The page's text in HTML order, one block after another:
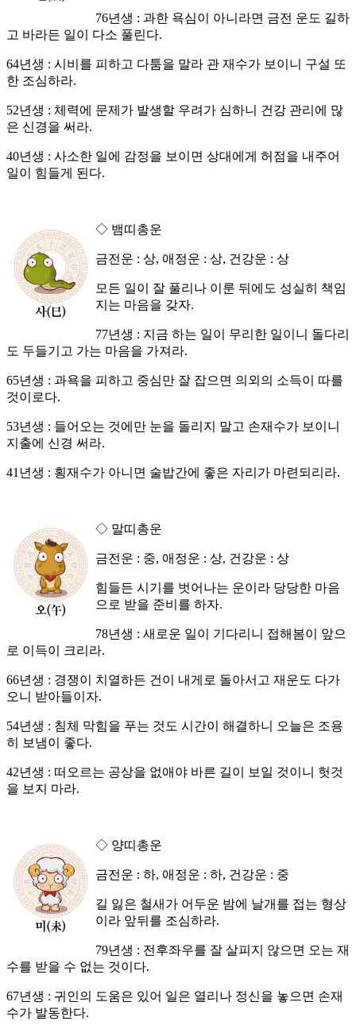
76년생 : 과한 욕심이 아니라면 금전 운도 길하
고 바라든 일이 다소 풀린다.
64년생 : 시비를 피하고 다툼을 말라 관 재수가 보이니 구설 또
한 조심하라.
52년생 : 체력에 문제가 발생할 우려가 심하니 건강 관리에 많
은 신경을 써라.
40년생 : 사소한 일에 감정을 보이면 상대에게 허점을 내주어
일이 힘들게 된다.
◇ 뱀띠총운
금전운 : 상, 애정운 : 상, 건강운 : 상
모든 일이 잘 풀리나 이룬 뒤에도 성실히 책임
지는 마음을 갖자.
77년생 : 지금 하는 일이 무리한 일이니 돌다리
도 두들기고 가는 마음을 가져라.
65년생 : 과욕을 피하고 중심만 잘 잡으면 의외의 소득이 따를
것이로다.
53년생 : 들어오는 것에만 눈을 돌리지 말고 손재수가 보이니
지출에 신경 써라.
41년생 : 횡재수가 아니면 술밥간에 좋은 자리가 마련되리라.
◇ 말띠총운
금전운 : 중, 애정운 : 상, 건강운 : 상
힘들든 시기를 벗어나는 운이라 당당한 마음
으로 받을 준비를 하자.
78년생 : 새로운 일이 기다리니 접해봄이 앞으
로 이득이 크리라.
66년생 : 경쟁이 치열하든 건이 내게로 돌아서고 재운도 다가
오니 받아들이자.
54년생 : 침체 막힘을 푸는 것도 시간이 해결하니 오늘은 조용
히 보냄이 좋다.
42년생 : 떠오르는 공상을 없애야 바른 길이 보일 것이니 헛것
을 보지 마라.
◇ 양띠총운
금전운 : 하, 애정운 : 하, 건강운 : 중
길 잃은 철새가 어두운 밤에 날개를 접는 형상
이라 앞뒤를 조심하라.
79년생 : 전후좌우를 잘 살피지 않으면 오는 재
수를 받을 수 없는 것이다.
67년생 : 귀인의 도움은 있어 일은 열리나 정신을 놓으면 손재
수가 발동한다.